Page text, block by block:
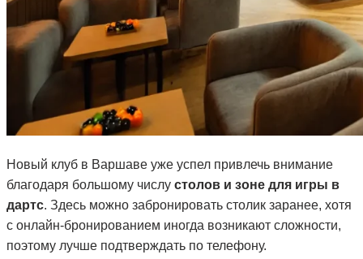
Новый клуб в Варшаве уже успел привлечь внимание
благодаря большому числу столов и зоне для игры в
дартс. Здесь можно забронировать столик заранее, хотя
с онлайн-бронированием иногда возникают сложности,
поэтому лучше подтверждать по телефону.